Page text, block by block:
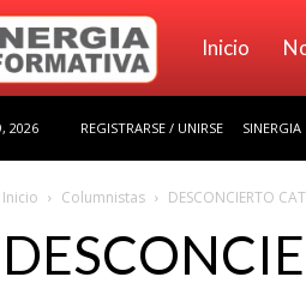
Sinergia
Inicio
2026 REGISTRARSE / UNIRSE SINERGIA
Inicio Columnistas DESCONCIERTO